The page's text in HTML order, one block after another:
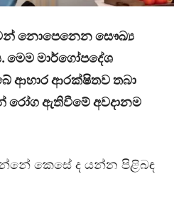
නොපෙනෙන සෞඛ්‍ය
මෙම මාර්ගෝපදේශ
ආහාර ආරක්ෂිතව තබා
රෝග ඇතිවීමේ අවදානම
කෙසේ ද යන්න පිළිබඳ